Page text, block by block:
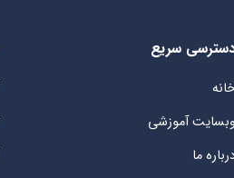
سریع
وبسایت آموزشی
ما